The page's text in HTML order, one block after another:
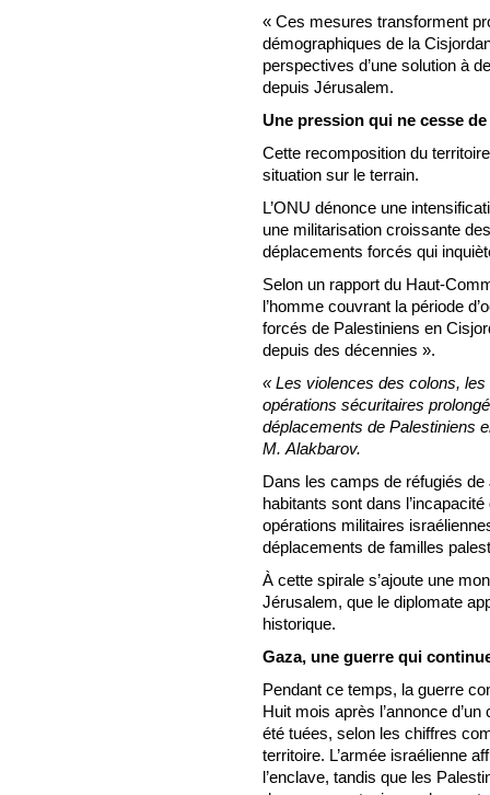
« Ces mesures transforment
démographiques de la
perspectives d’une solution à
depuis Jérusalem.
Une pression qui ne cesse de
Cette recomposition du
situation sur le terrain.
L’ONU dénonce une
une militarisation croissante
déplacements forcés qui
Selon un rapport du Haut-
l’homme couvrant la période
forcés de Palestiniens en
depuis des décennies ».
« Les violences des colons,
opérations sécuritaires
déplacements de Palestiniens
M. Alakbarov.
Dans les camps de réfugiés
habitants sont dans
opérations militaires
déplacements de familles
À cette spirale s’ajoute une
Jérusalem, que le diplomate
historique.
Gaza, une guerre qui
Pendant ce temps, la guerre
Huit mois après l’annonce
été tuées, selon les chiffres
territoire. L’armée israélienne
l’enclave, tandis que les